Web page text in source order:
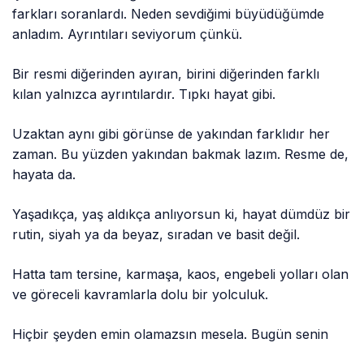
farkları soranlardı. Neden sevdiğimi büyüdüğümde
anladım. Ayrıntıları seviyorum çünkü.
Bir resmi diğerinden ayıran, birini diğerinden farklı
kılan yalnızca ayrıntılardır. Tıpkı hayat gibi.
Uzaktan aynı gibi görünse de yakından farklıdır her
zaman. Bu yüzden yakından bakmak lazım. Resme de,
hayata da.
Yaşadıkça, yaş aldıkça anlıyorsun ki, hayat dümdüz bir
rutin, siyah ya da beyaz, sıradan ve basit değil.
Hatta tam tersine, karmaşa, kaos, engebeli yolları olan
ve göreceli kavramlarla dolu bir yolculuk.
Hiçbir şeyden emin olamazsın mesela. Bugün senin